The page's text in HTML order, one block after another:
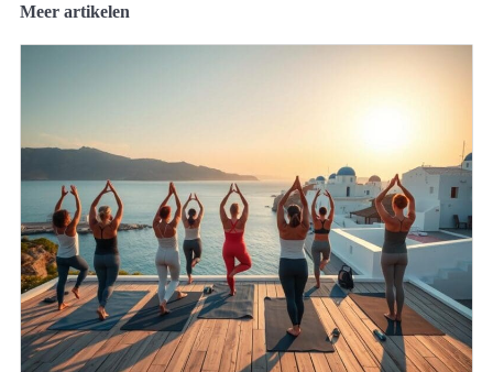
Meer artikelen